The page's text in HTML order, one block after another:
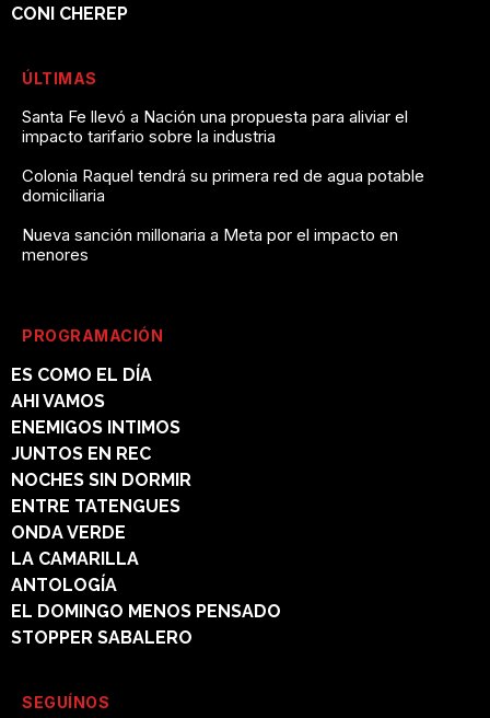
CONI CHEREP
ÚLTIMAS
Santa Fe llevó a Nación una propuesta para aliviar el
impacto tarifario sobre la industria
Colonia Raquel tendrá su primera red de agua potable
domiciliaria
Nueva sanción millonaria a Meta por el impacto en
menores
PROGRAMACIÓN
ES COMO EL DÍA
AHI VAMOS
ENEMIGOS INTIMOS
JUNTOS EN REC
NOCHES SIN DORMIR
ENTRE TATENGUES
ONDA VERDE
LA CAMARILLA
ANTOLOGÍA
EL DOMINGO MENOS PENSADO
STOPPER SABALERO
SEGUÍNOS